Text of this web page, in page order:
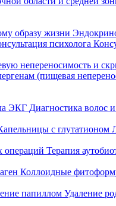
образу жизни
психолога
непереносимость и
(пищевая
ЭКГ Диагностика волос
с глутатионом
операций Терапия
Коллоидные
папиллом Удаление